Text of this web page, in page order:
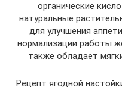
органические
натуральные
для улучшения
нормализации работы
также обладает
Рецепт ягодной